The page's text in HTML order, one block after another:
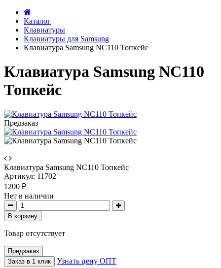
Каталог
Клавиатуры
Клавиатуры для Samsung
Клавиатура Samsung NC110 Топкейс
Клавиатура Samsung NC110
Топкейс
Предзаказ
Клавиатура Samsung NC110 Топкейс
Артикул: 11702
1200 ₽
Нет в наличии
В корзину
Товар отсутствует
Предзаказ
Заказ в 1 клик
Узнать цену ОПТ